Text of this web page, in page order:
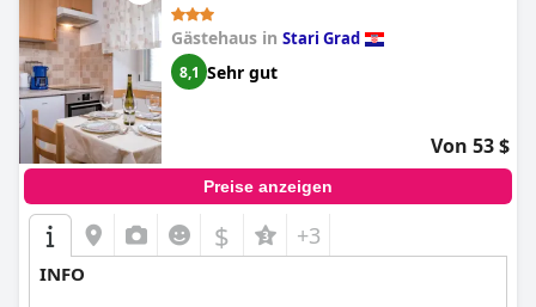
Gästehaus in Stari Grad
8,1 Sehr gut
Von 53 $
Preise anzeigen
$ +3
INFO